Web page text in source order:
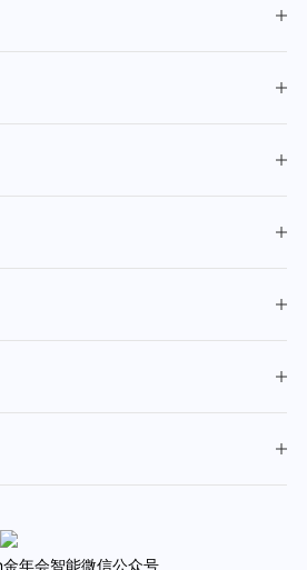
年会智能微信公众号